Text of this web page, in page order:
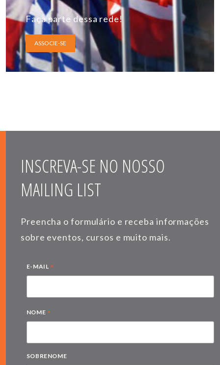
Faça parte dessa rede!
ASSOCIE-SE
INSCREVA-SE NO NOSSO
MAILING LIST
Preencha o formulário e receba informações
sobre eventos, cursos e muito mais.
E-MAIL *
NOME *
SOBRENOME